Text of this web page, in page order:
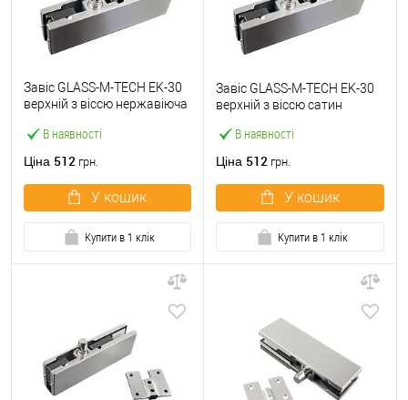
В наявності
Завіс GLASS-M-TECH EK-30
верхній з віссю нержавіюча
Ціна 512 грн.
У кошик
Купити в 1 клік
В наявності
Завіс GLASS-M-TECH EK-30
верхній з віссю сатин
Ціна 512 грн.
У кошик
Купити в 1 клік